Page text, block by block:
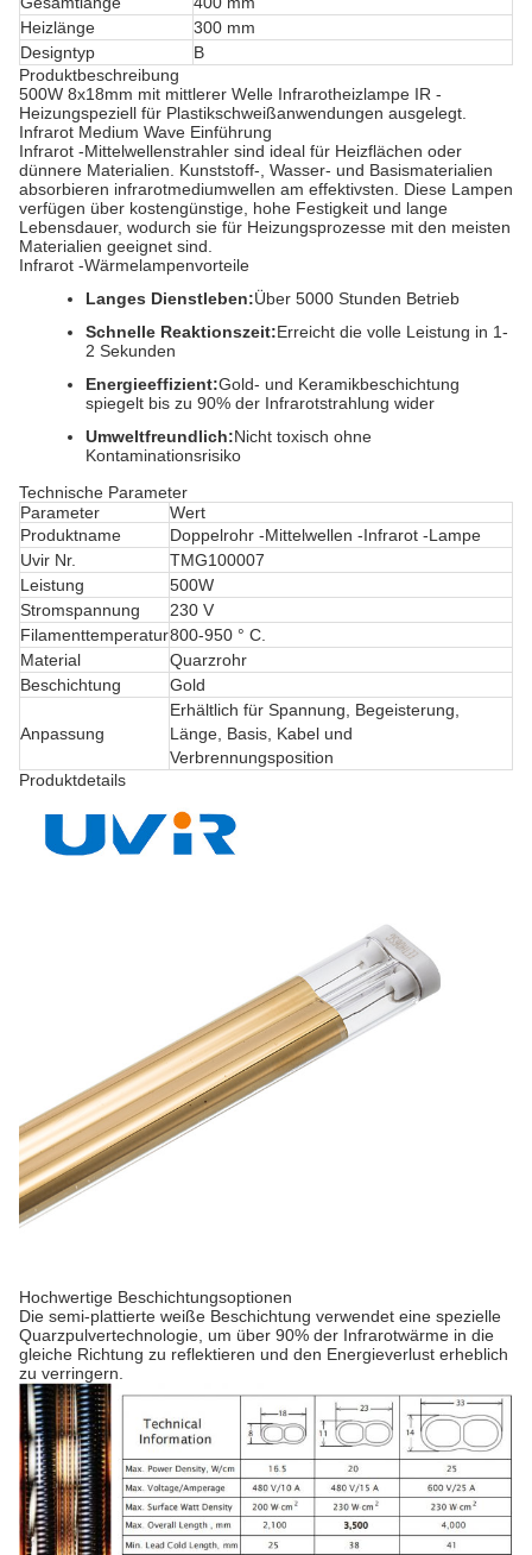
Heizlänge
300 mm
Designtyp
B
Produktbeschreibung
500W 8x18mm mit mittlerer Welle Infrarotheizlampe IR -
Heizungspeziell für Plastikschweißanwendungen ausgelegt.
Infrarot Medium Wave Einführung
Infrarot -Mittelwellenstrahler sind ideal für Heizflächen oder
dünnere Materialien. Kunststoff-, Wasser- und Basismaterialien
absorbieren infrarotmediumwellen am effektivsten. Diese Lampen
verfügen über kostengünstige, hohe Festigkeit und lange
Lebensdauer, wodurch sie für Heizungsprozesse mit den meisten
Materialien geeignet sind.
Infrarot -Wärmelampenvorteile
Langes Dienstleben:Über 5000 Stunden Betrieb
Schnelle Reaktionszeit:Erreicht die volle Leistung in 1-
2 Sekunden
Energieeffizient:Gold- und Keramikbeschichtung
spiegelt bis zu 90% der Infrarotstrahlung wider
Umweltfreundlich:Nicht toxisch ohne
Kontaminationsrisiko
Technische Parameter
Parameter
Wert
Produktname
Doppelrohr -Mittelwellen -Infrarot -Lampe
Uvir Nr.
TMG100007
Leistung
500W
Stromspannung
230 V
Filamenttemperatur800-950 ° C.
Material
Quarzrohr
Beschichtung
Gold
Anpassung
Erhältlich für Spannung, Begeisterung,
Länge, Basis, Kabel und
Verbrennungsposition
Produktdetails
Hochwertige Beschichtungsoptionen
Die semi-plattierte weiße Beschichtung verwendet eine spezielle
Quarzpulvertechnologie, um über 90% der Infrarotwärme in die
gleiche Richtung zu reflektieren und den Energieverlust erheblich
zu verringern.